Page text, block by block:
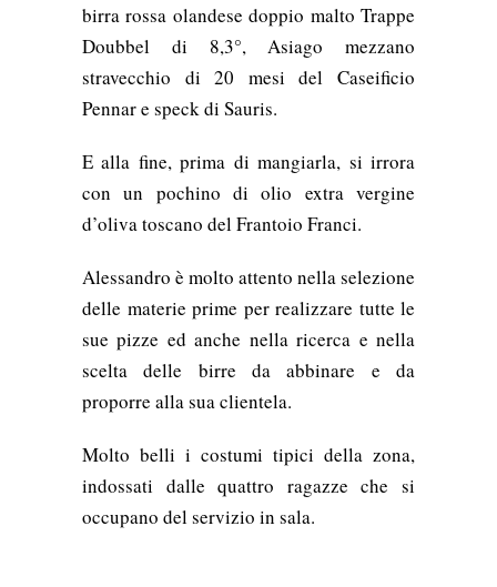
birra rossa olandese doppio malto Trappe
Doubbel di 8,3°, Asiago mezzano
stravecchio di 20 mesi del Caseificio
Pennar e speck di Sauris.
E alla fine, prima di mangiarla, si irrora
con un pochino di olio extra vergine
d’oliva toscano del Frantoio Franci.
Alessandro è molto attento nella selezione
delle materie prime per realizzare tutte le
sue pizze ed anche nella ricerca e nella
scelta delle birre da abbinare e da
proporre alla sua clientela.
Molto belli i costumi tipici della zona,
indossati dalle quattro ragazze che si
occupano del servizio in sala.